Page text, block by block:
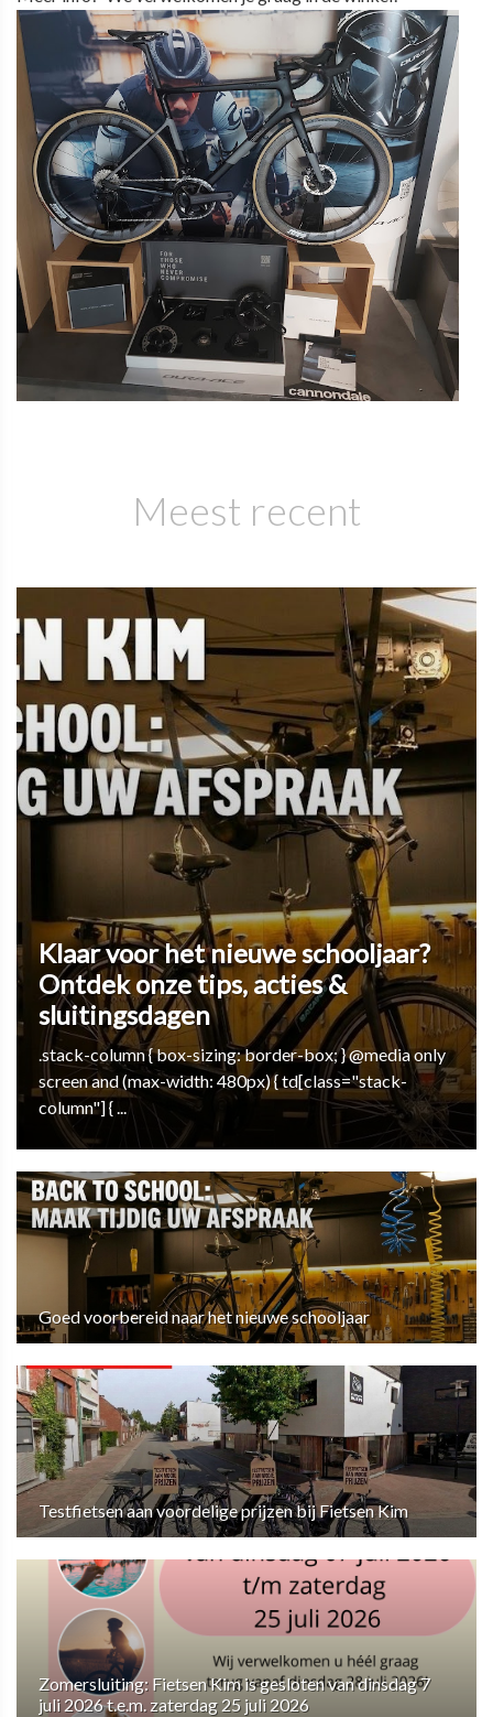
Meest recent
Klaar voor het nieuwe schooljaar?
Ontdek onze tips, acties &
sluitingsdagen
.stack-column { box-sizing: border-box; } @media only
screen and (max-width: 480px) { td[class="stack-
column"] { ...
Goed voorbereid naar het nieuwe schooljaar
Testfietsen aan voordelige prijzen bij Fietsen Kim
Zomersluiting: Fietsen Kim is gesloten van dinsdag 7
juli 2026 t.e.m. zaterdag 25 juli 2026